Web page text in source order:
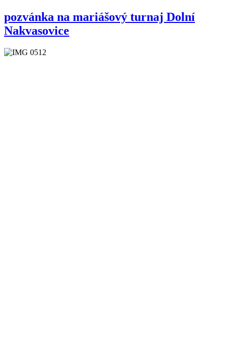
pozvánka na mariášový turnaj Dolní
Nakvasovice